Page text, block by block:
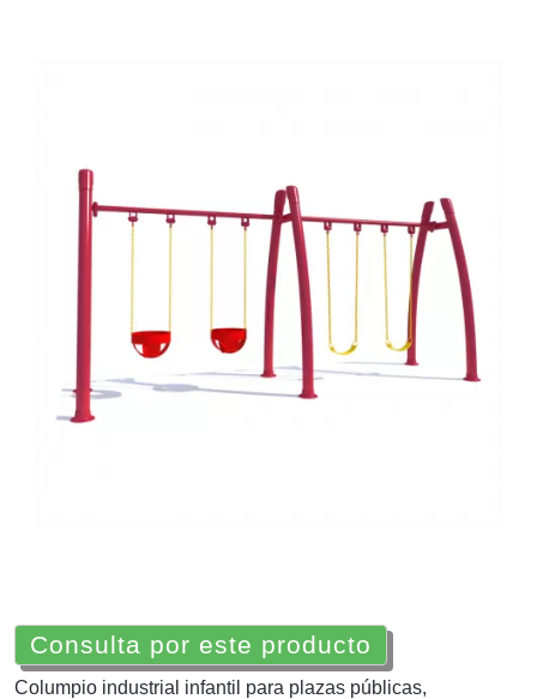
Consulta por este producto
Columpio industrial infantil para plazas públicas,